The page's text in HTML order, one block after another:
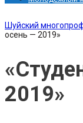
Шуйский
осень — 2019»
2019»